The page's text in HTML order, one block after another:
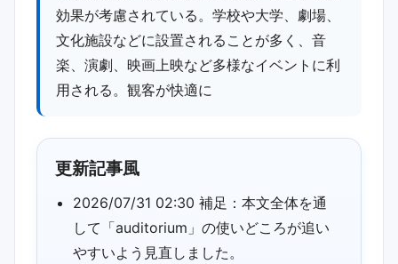
効果が考慮されている。学校や大学、劇場、
文化施設などに設置されることが多く、音
楽、演劇、映画上映など多様なイベントに利
用される。観客が快適に
更新記事風
2026/07/31 02:30 補足：本文全体を通
して「auditorium」の使いどころが追い
やすいよう見直しました。